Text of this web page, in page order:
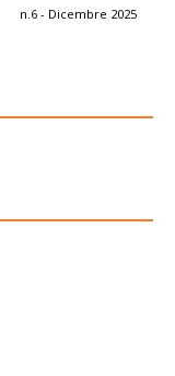
n.6 - Dicembre 2025